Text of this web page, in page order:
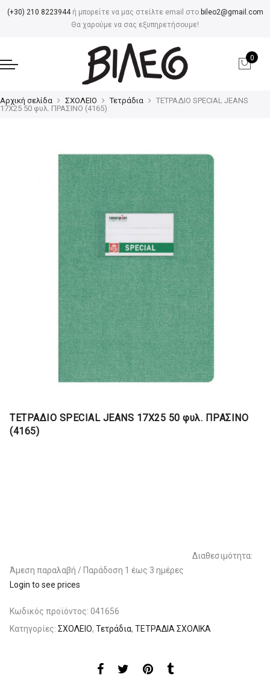
(+30) 210 8223944ή μπορείτε να μας στείλτε email στο bileo2@gmail.com
Θα χαρούμε να σας εξυπηρετήσουμε!
0
Αρχική σελίδα ΣΧΟΛΕΙΟ Τετράδια
ΤΕΤΡΑΔΙΟ SPECIAL JEANS
17Χ25 50 φυλ. ΠΡΑΣΙΝΟ (4165)
ΤΕΤΡΑΔΙΟ SPECIAL JEANS 17Χ25 50 φυλ. ΠΡΑΣΙΝΟ
(4165)
Διαθεσιμότητα:
Άμεση παραλαβή / Παράδoση 1 έως 3 ημέρες
Login to see prices
Κωδικός προϊόντος: 041656
Κατηγορίες: ΣΧΟΛΕΙΟ, Τετράδια, ΤΕΤΡΑΔΙΑ ΣΧΟΛΙΚΑ